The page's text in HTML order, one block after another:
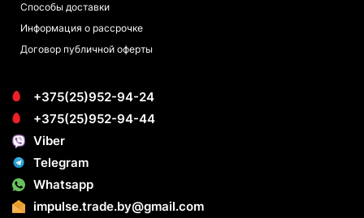
Способы доставки
Информация о рассрочке
Договор публичной оферты
+375(25)952-94-24
+375(25)952-94-44
Viber
Telegram
Whatsapp
impulse.trade.by@gmail.com